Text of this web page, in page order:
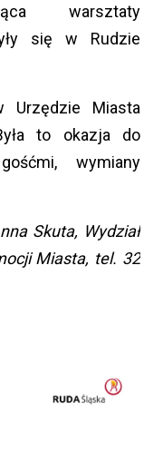
warsztaty
się w Rudzie
Urzędzie Miasta
to okazja do
wymiany
Skuta, Wydział
Miasta, tel. 32